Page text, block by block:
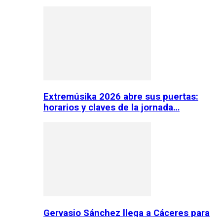
Extremúsika 2026 abre sus puertas:
horarios y claves de la jornada…
Gervasio Sánchez llega a Cáceres para